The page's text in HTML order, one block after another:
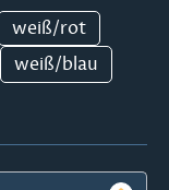
weiß/rot
weiß/blau